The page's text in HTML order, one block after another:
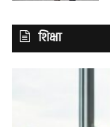
शिक्षा